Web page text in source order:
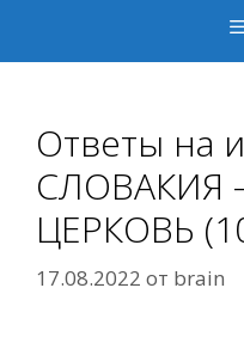
Ответы на
СЛОВАКИЯ
ЦЕРКОВЬ
17.08.2022 от brain